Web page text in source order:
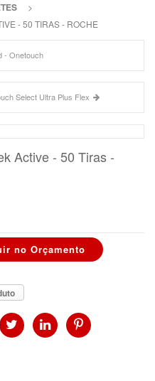
>
- 50 TIRAS - ROCHE
- Onetouch
Select Ultra Plus Flex
Active - 50 Tiras -